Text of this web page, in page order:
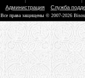
Администрация Служба
Все права защищены © 2007-2026